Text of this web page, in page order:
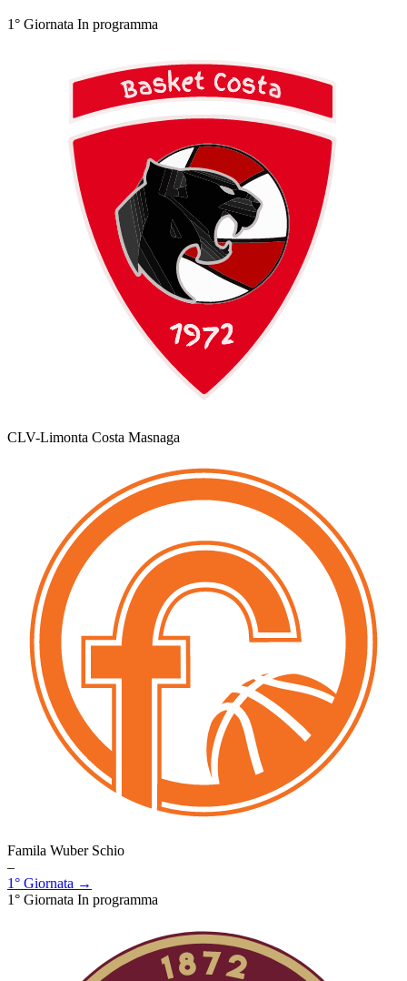
1° Giornata In programma
CLV-Limonta Costa Masnaga
Famila Wuber Schio
–
1° Giornata →
1° Giornata In programma